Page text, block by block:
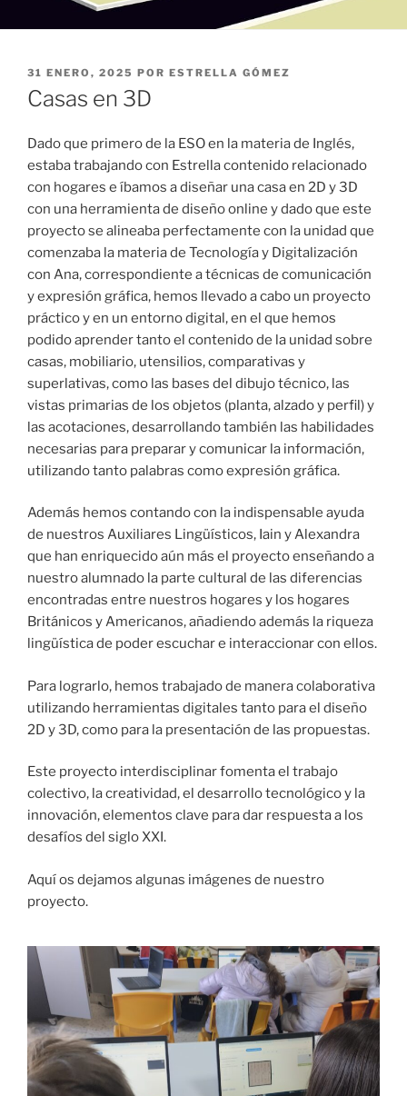
PUBLICADO
EL
31 ENERO, 2025 POR ESTRELLA GÓMEZ
Casas en 3D
Dado que primero de la ESO en la materia de Inglés,
estaba trabajando con Estrella contenido relacionado
con hogares e íbamos a diseñar una casa en 2D y 3D
con una herramienta de diseño online y dado que este
proyecto se alineaba perfectamente con la unidad que
comenzaba la materia de Tecnología y Digitalización
con Ana, correspondiente a técnicas de comunicación
y expresión gráfica, hemos llevado a cabo un proyecto
práctico y en un entorno digital, en el que hemos
podido aprender tanto el contenido de la unidad sobre
casas, mobiliario, utensilios, comparativas y
superlativas, como las bases del dibujo técnico, las
vistas primarias de los objetos (planta, alzado y perfil) y
las acotaciones, desarrollando también las habilidades
necesarias para preparar y comunicar la información,
utilizando tanto palabras como expresión gráfica.
Además hemos contando con la indispensable ayuda
de nuestros Auxiliares Lingüísticos, Iain y Alexandra
que han enriquecido aún más el proyecto enseñando a
nuestro alumnado la parte cultural de las diferencias
encontradas entre nuestros hogares y los hogares
Británicos y Americanos, añadiendo además la riqueza
lingüística de poder escuchar e interaccionar con ellos.
Para lograrlo, hemos trabajado de manera colaborativa
utilizando herramientas digitales tanto para el diseño
2D y 3D, como para la presentación de las propuestas.
Este proyecto interdisciplinar fomenta el trabajo
colectivo, la creatividad, el desarrollo tecnológico y la
innovación, elementos clave para dar respuesta a los
desafíos del siglo XXI.
Aquí os dejamos algunas imágenes de nuestro
proyecto.